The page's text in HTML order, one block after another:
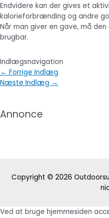
Endvidere kan der gives et
kalorieforbrænding og andre
Når man giver en gave, må
brugbar.
Indlægsnavigation
← Forrige Indlæg
Næste Indlæg →
Annonce
Copyright © 2026
Ved at bruge hjemmesiden